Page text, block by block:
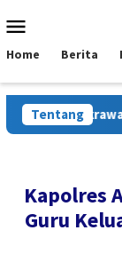
ke
Mobile
Home Berita
Tentang
Kapolres
Guru